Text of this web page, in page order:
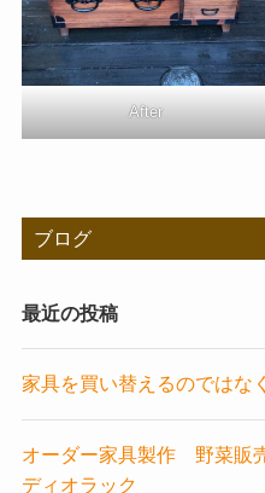
After
ブログ
最近の投稿
家具を買い替えるのではな
オーダー家具製作 野菜販
ディオラック